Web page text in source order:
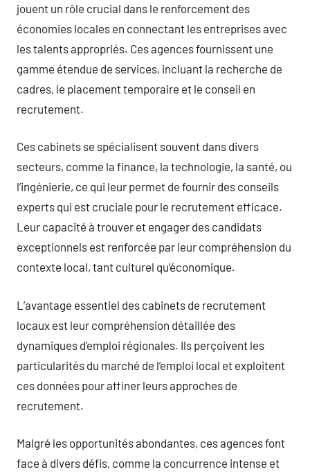
jouent un rôle crucial dans le renforcement des
économies locales en connectant les entreprises avec
les talents appropriés. Ces agences fournissent une
gamme étendue de services, incluant la recherche de
cadres, le placement temporaire et le conseil en
recrutement.
Ces cabinets se spécialisent souvent dans divers
secteurs, comme la finance, la technologie, la santé, ou
l’ingénierie, ce qui leur permet de fournir des conseils
experts qui est cruciale pour le recrutement efficace.
Leur capacité à trouver et engager des candidats
exceptionnels est renforcée par leur compréhension du
contexte local, tant culturel qu’économique.
L’avantage essentiel des cabinets de recrutement
locaux est leur compréhension détaillée des
dynamiques d’emploi régionales. Ils perçoivent les
particularités du marché de l’emploi local et exploitent
ces données pour affiner leurs approches de
recrutement.
Malgré les opportunités abondantes, ces agences font
face à divers défis, comme la concurrence intense et